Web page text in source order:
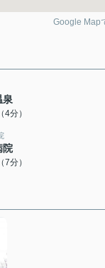
Google Map
泉
4分）
院
7分）